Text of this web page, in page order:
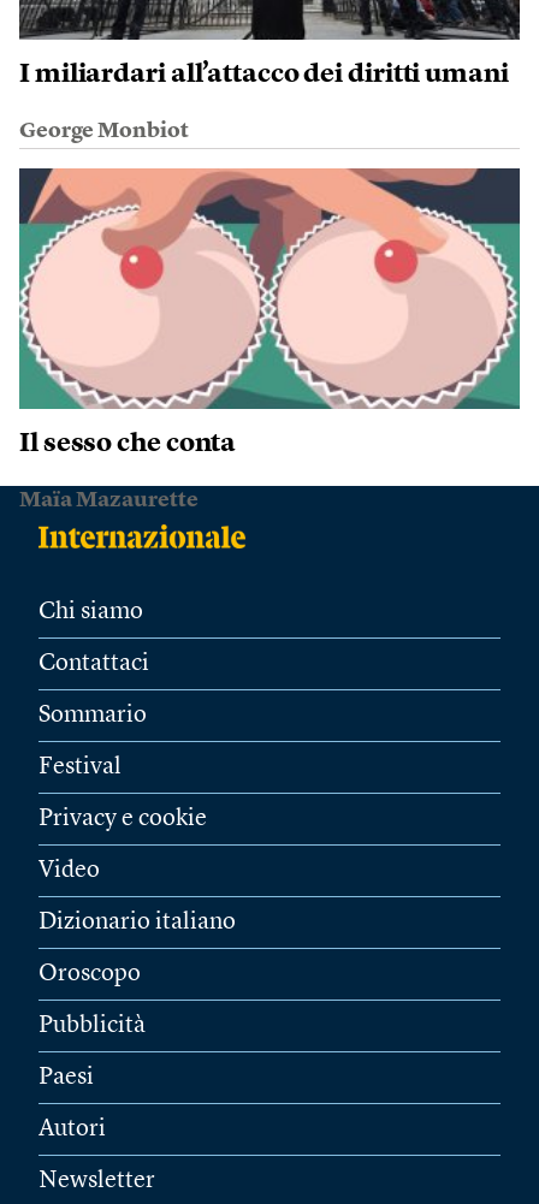
I miliardari all’attacco dei diritti umani
George Monbiot
Il sesso che conta
Maïa Mazaurette
Chi siamo
Contattaci
Sommario
Festival
Privacy e cookie
Video
Dizionario italiano
Oroscopo
Pubblicità
Paesi
Autori
Newsletter